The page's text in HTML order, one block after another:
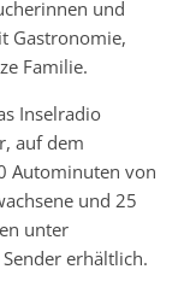
und
Gastronomie,
Familie.
Inselradio
auf dem
Autominuten von
und 25
unter
erhältlich.